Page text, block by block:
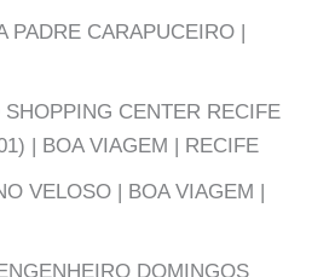
PADRE CARAPUCEIRO |
SHOPPING CENTER RECIFE
| BOA VIAGEM | RECIFE
VELOSO | BOA VIAGEM |
DOMINGOS